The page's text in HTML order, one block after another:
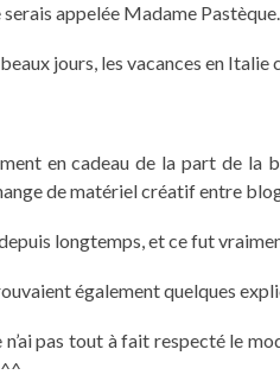
serais appelée Madame
jours, les vacances en
en cadeau de la part de la
de matériel créatif entre
depuis longtemps, et ce fut
également quelques
n’ai pas tout à fait respecté le